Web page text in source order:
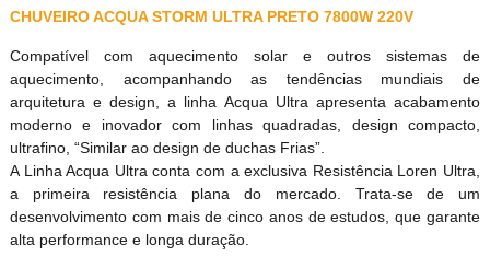
CHUVEIRO ACQUA STORM ULTRA PRETO 7800W 220V
Compatível com aquecimento solar e outros sistemas de
aquecimento, acompanhando as tendências mundiais de
arquitetura e design, a linha Acqua Ultra apresenta acabamento
moderno e inovador com linhas quadradas, design compacto,
ultrafino, “Similar ao design de duchas Frias”.
A Linha Acqua Ultra conta com a exclusiva Resistência Loren Ultra,
a primeira resistência plana do mercado. Trata-se de um
desenvolvimento com mais de cinco anos de estudos, que garante
alta performance e longa duração.